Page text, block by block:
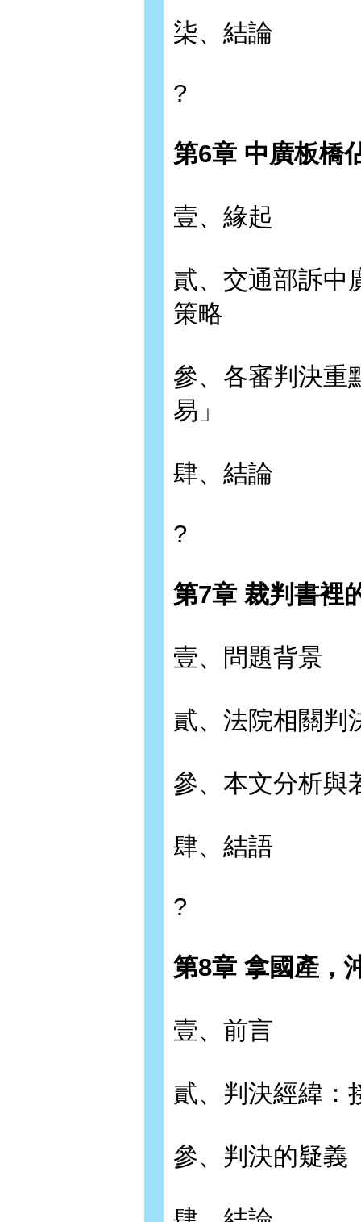
柒、結論
?
第6章 中廣板橋
壹、緣起
貳、交通部訴中
策略
參、各審判決重
易」
肆、結論
?
第7章 裁判書裡
壹、問題背景
貳、法院相關判
參、本文分析與
肆、結語
?
第8章 拿國產，
壹、前言
貳、判決經緯：
參、判決的疑義